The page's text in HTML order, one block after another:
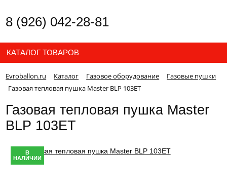
8 (926) 042-28-81
КАТАЛОГ ТОВАРОВ
Evroballon.ru Каталог Газовое оборудование
Газовые пушки
Газовая тепловая пушка Master BLP 103ET
Газовая тепловая пушка Master
BLP 103ET
В
НАЛИЧИИ